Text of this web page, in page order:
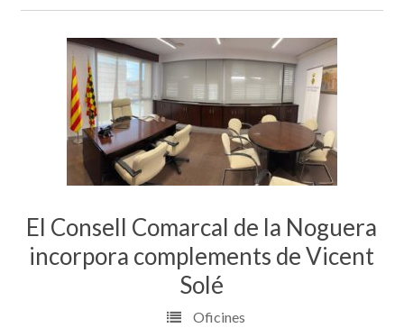
El Consell Comarcal de la Noguera
incorpora complements de Vicent
Solé
Oficines